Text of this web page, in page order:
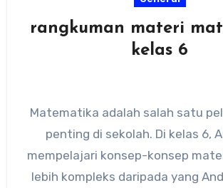
rangkuman materi
kelas 6
Matematika adalah salah satu
penting di sekolah. Di kelas 6,
mempelajari konsep-konsep
lebih kompleks daripada yang